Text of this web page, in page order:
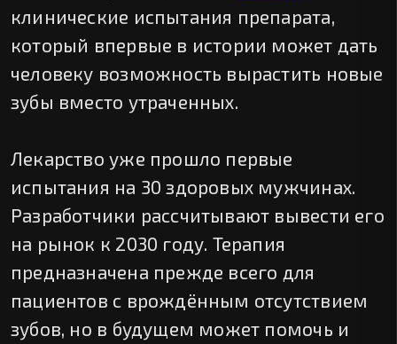
клинические испытания препарата,
который впервые в истории может дать
человеку возможность вырастить новые
зубы вместо утраченных.
Лекарство уже прошло первые
испытания на 30 здоровых мужчинах.
Разработчики рассчитывают вывести его
на рынок к 2030 году. Терапия
предназначена прежде всего для
пациентов с врождённым отсутствием
зубов, но в будущем может помочь и